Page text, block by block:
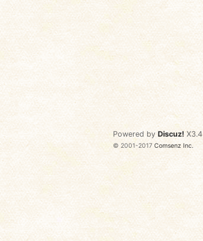
Powered by Discuz! X3.4
© 2001-2017Comsenz Inc.